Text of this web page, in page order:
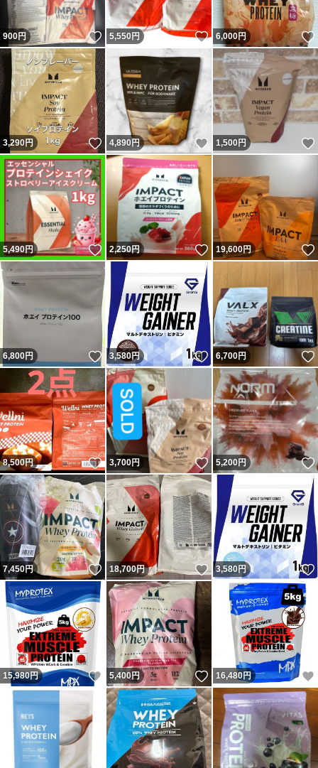
900円 いいね！
5,550 円 いいね！
6,000円
3,290円 いいね！
4,890 円 いいね！
1,500円
5,490円 いいね！
2,250円 いいね！
19,600円
6,800円 いいね！
3,580円 いいね！
6,700円
8,500円 いいね！
3,700円 いいね！
5,200円
7,450円 いいね！
18,700円 いいね！
3,580円
15,980円 いいね！
5,400円 いいね！
16,480円